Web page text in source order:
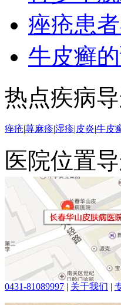
痤疮患
牛皮癣
热点疾病
痤疮|荨麻疹|湿疹|皮炎|牛皮
医院位置
0431-81089997 | 关于我们 |